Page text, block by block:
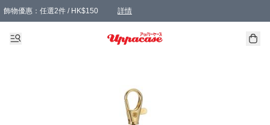
飾物優惠：任選2件 / HK$150 詳情
髮飾優惠：任選2件 / HK$100 詳情
精選襪子優惠：任選3對 / HK$115 詳情
滿額免運：本地訂單滿港幣350元可享免運費優惠